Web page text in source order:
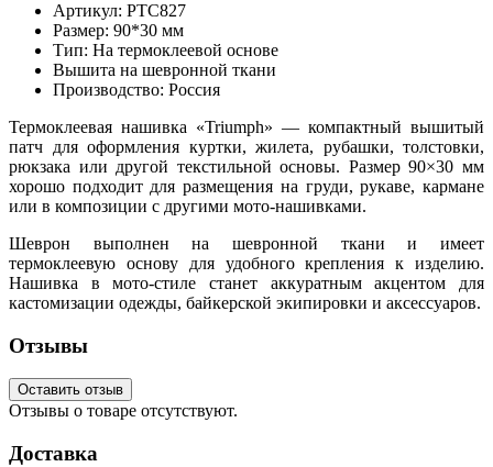
Артикул: PTC827
Размер: 90*30 мм
Тип: На термоклеевой основе
Вышита на шевронной ткани
Производство: Россия
Термоклеевая нашивка «Triumph» — компактный вышитый
патч для оформления куртки, жилета, рубашки, толстовки,
рюкзака или другой текстильной основы. Размер 90×30 мм
хорошо подходит для размещения на груди, рукаве, кармане
или в композиции с другими мото-нашивками.
Шеврон выполнен на шевронной ткани и имеет
термоклеевую основу для удобного крепления к изделию.
Нашивка в мото-стиле станет аккуратным акцентом для
кастомизации одежды, байкерской экипировки и аксессуаров.
Отзывы
Оставить отзыв
Отзывы о товаре отсутствуют.
Доставка